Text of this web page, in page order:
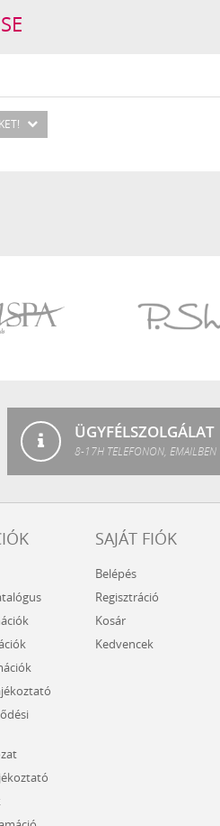
ÜGYFÉLSZOLGÁLAT
8-17H TELEFONON, EMAILBEN
SAJÁT FIÓK
Belépés
Regisztráció
Kosár
Kedvencek